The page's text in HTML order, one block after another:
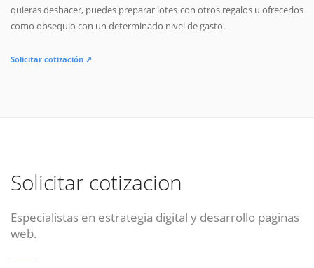
quieras deshacer, puedes preparar lotes con otros regalos u ofrecerlos
como obsequio con un determinado nivel de gasto.
Solicitar cotización ↗
Solicitar cotizacion
Especialistas en estrategia digital y desarrollo paginas
web.